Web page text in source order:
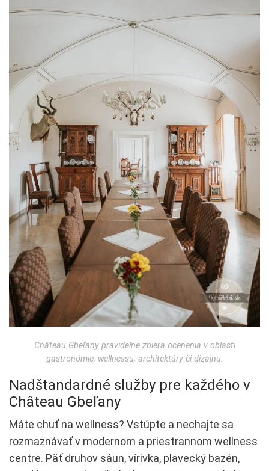
Château Gbeľany pravidelne zbiera ocenenia v oblasti
gastronómie, wellnessu, architektúry či dizajnu.
Nadštandardné služby pre každého v
Château Gbeľany
Máte chuť na wellness? Vstúpte a nechajte sa
rozmaznávať v modernom a priestrannom wellness
centre. Päť druhov sáun, vírivka, plavecký bazén,